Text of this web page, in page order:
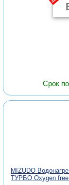
Срок
MIZUDO
ТУРБО Oxygen